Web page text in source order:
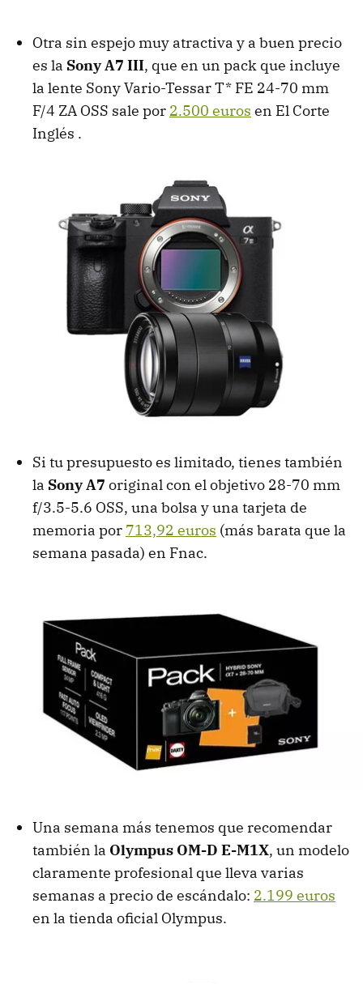
Otra sin espejo muy atractiva y a buen precio
es la Sony A7 III, que en un pack que incluye
la lente Sony Vario-Tessar T* FE 24-70 mm
F/4 ZA OSS sale por 2.500 euros en El Corte
Inglés .
Si tu presupuesto es limitado, tienes también
la Sony A7 original con el objetivo 28-70 mm
f/3.5-5.6 OSS, una bolsa y una tarjeta de
memoria por 713,92 euros (más barata que la
semana pasada) en Fnac.
Una semana más tenemos que recomendar
también la Olympus OM-D E-M1X, un modelo
claramente profesional que lleva varias
semanas a precio de escándalo: 2.199 euros
en la tienda oficial Olympus.